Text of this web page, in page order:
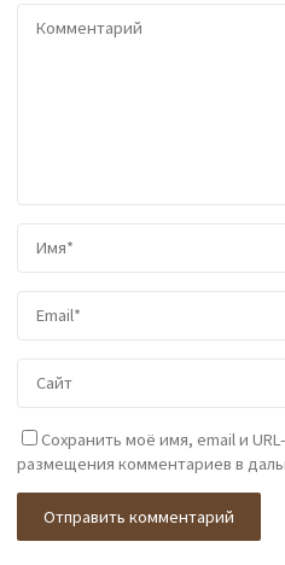
Сохранить моё имя, email и
размещения комментариев в